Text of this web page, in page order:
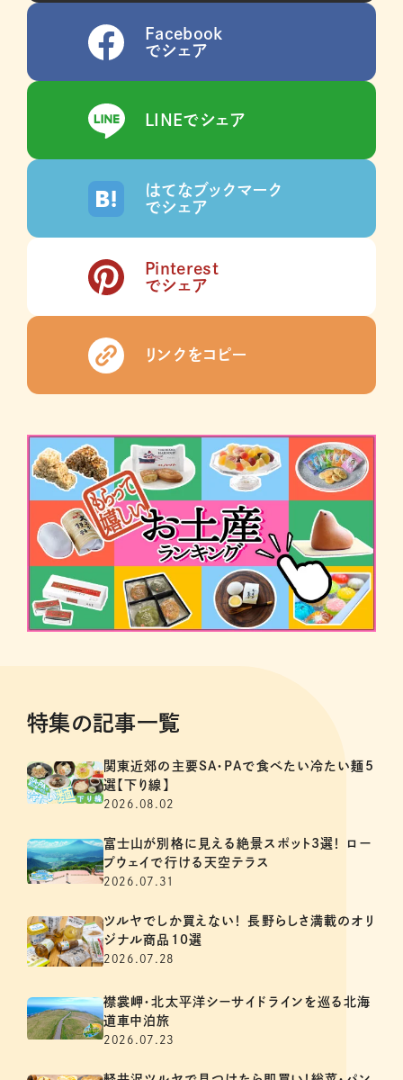
Facebook
でシェア
LINEでシェア
はてなブックマーク
でシェア
Pinterest
でシェア
リンクをコピー
特集の記事一覧
関東近郊の主要SA・PAで食べたい冷たい麺5
選【下り線】
2026.08.02
富士山が別格に見える絶景スポット3選！ ロー
プウェイで行ける天空テラス
2026.07.31
ツルヤでしか買えない！ 長野らしさ満載のオリ
ジナル商品10選
2026.07.28
襟裳岬・北太平洋シーサイドラインを巡る北海
道車中泊旅
2026.07.23